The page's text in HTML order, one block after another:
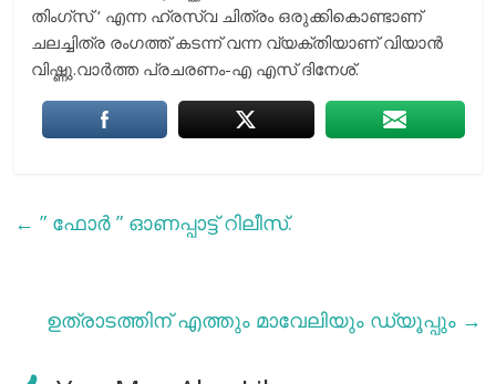
തിംഗ്സ് ‘ എന്ന ഹ്രസ്വ ചിത്രം ഒരുക്കികൊണ്ടാണ്
ചലച്ചിത്ര രംഗത്ത് കടന്ന് വന്ന വ്യക്തിയാണ് വിയാൻ
വിഷ്ണു.വാർത്ത പ്രചരണം-എ എസ് ദിനേശ്.
← ” ഫോര്‍ ” ഓണപ്പാട്ട് റിലീസ്.
ഉത്രാടത്തിന് എത്തും മാവേലിയും ഡ്യൂപ്പും →